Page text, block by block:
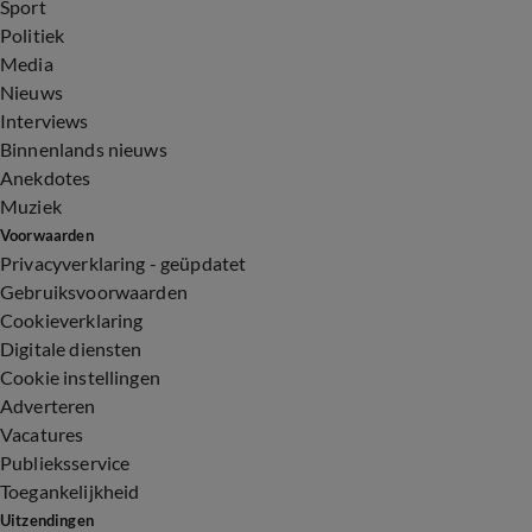
Sport
Politiek
Media
Nieuws
Interviews
Binnenlands nieuws
Anekdotes
Muziek
Voorwaarden
Privacyverklaring - geüpdatet
Gebruiksvoorwaarden
Cookieverklaring
Digitale diensten
Cookie instellingen
Adverteren
Vacatures
Publieksservice
Toegankelijkheid
Uitzendingen